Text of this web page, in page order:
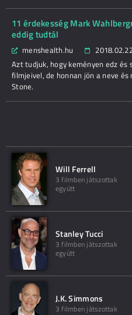
11 érdekesség Mark
eddig tudtál
menshealth.hu
Azt tudjuk, hogy keményen edz
filmjeivel, de honnan jön a neve
Stone.
Will Ferrell
3 filmben játszottak
együtt
Stanley Tucci
3 filmben játszottak
együtt
J.K. Simmons
3 filmben játszottak